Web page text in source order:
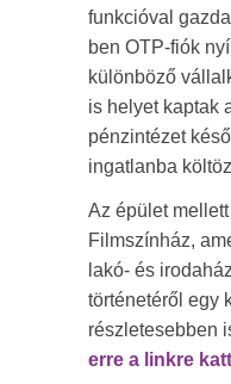
funkcióval
ben OTP-fiók
különböző
is helyet kaptak
pénzintézet
ingatlanba
Az épület
Filmszínház,
lakó- és
történetéről egy
részletesebben
erre a linkre